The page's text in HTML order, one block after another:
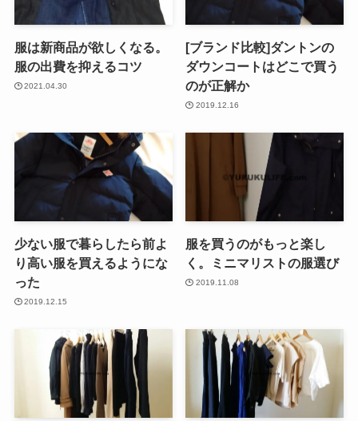
服は新商品が欲しくなる。
服の出費を抑えるコツ
2021.04.30
[ブランド比較]ダントンの
ダウンコートはどこで買う
のが正解か
2019.12.16
少ない服で暮らしたら前よ
り高い服を買えるようにな
った
2019.12.15
服を買うのがもっと楽し
く。ミニマリストの服選び
2019.11.08